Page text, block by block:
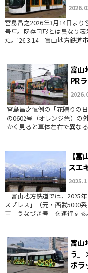
宮島昌之2026年3月14日よ
号車。既存同形とは異なり表
た。'26.3.14 富山地方鉄道
富山
PR
宮島昌之恒例の「花贈りの
の0602号（オレンジ色）の
かく見ると車体左右で異な
【
スエ
富山地方鉄道では、2025
スプレス」（元・西武5000
車「うなづき号」を運行す
富山
う』
ボラ